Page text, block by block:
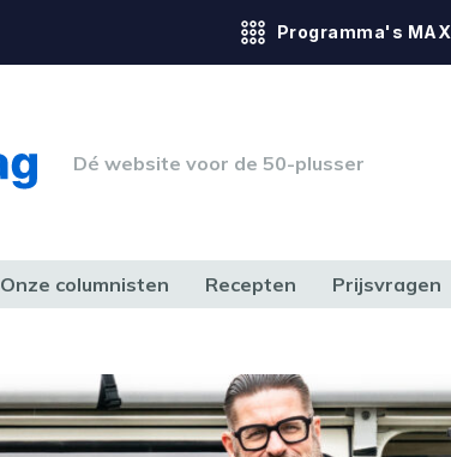
Programma's MAX
Dé website voor de 50-plusser
Onze columnisten Recepten Prijsvragen